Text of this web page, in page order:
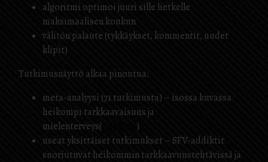
algoritmi optimoi juuri sille hetkelle
maksimaalisen koukun
välitön palaute (tykkäykset, kommentit, uudet
klipit)
Tutkimusnäyttö alkaa pinoutua:
meta-analyysi (71 tutkimusta) – isossa kuvassa
heikompi tarkkaavaisuus ja
mielenterveys(
)
useat yksittäiset tutkimukset – SFV-addiktit
suoriutuvat heikommin tarkkaavuustehtävissä ja